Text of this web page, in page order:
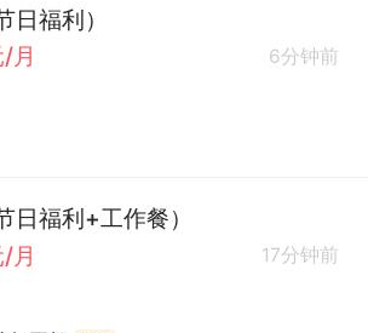
福利）
月
6分钟前
日福利+工作餐）
月
17分钟前